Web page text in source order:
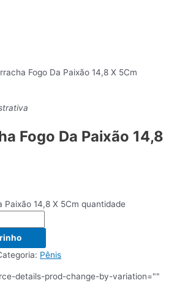
Fogo Da Paixão 14,8 X 5Cm
Fogo Da Paixão 14,8
Paixão 14,8 X 5Cm quantidade
Pênis
details-prod-change-by-variation=""